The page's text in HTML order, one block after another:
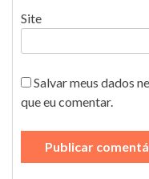
Site
Salvar meus dados
que eu comentar.